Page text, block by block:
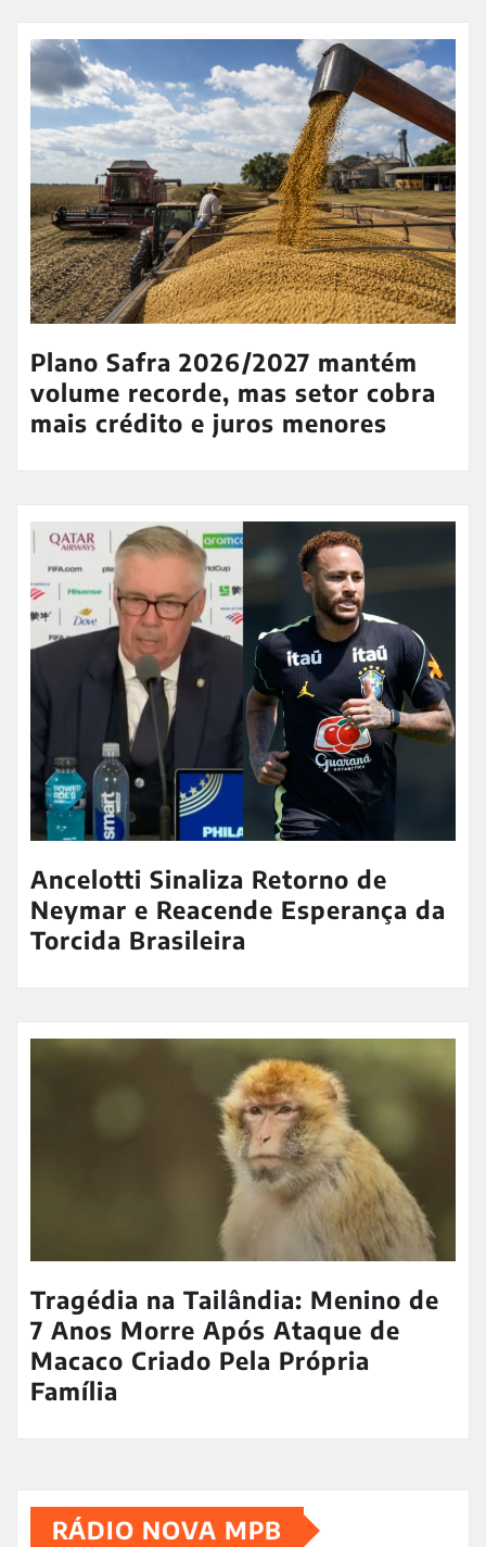
Plano Safra 2026/2027 mantém
volume recorde, mas setor cobra
mais crédito e juros menores
Ancelotti Sinaliza Retorno de
Neymar e Reacende Esperança da
Torcida Brasileira
Tragédia na Tailândia: Menino de
7 Anos Morre Após Ataque de
Macaco Criado Pela Própria
Família
RÁDIO NOVA MPB